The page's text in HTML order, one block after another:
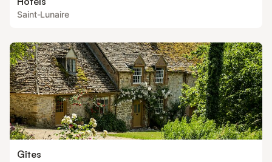
Saint-Lunaire
Gîtes